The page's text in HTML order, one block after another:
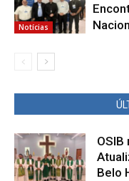
Notícias
OSIB
Belo